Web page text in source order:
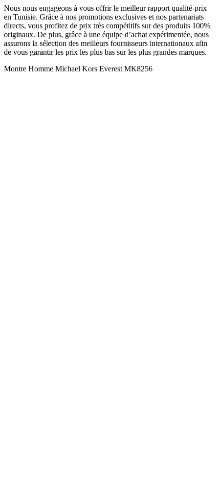
Nous nous engageons à vous offrir le meilleur rapport qualité-prix
en Tunisie. Grâce à nos promotions exclusives et nos partenariats
directs, vous profitez de prix très compétitifs sur des produits 100%
originaux. De plus, grâce à une équipe d’achat expérimentée, nous
assurons la sélection des meilleurs fournisseurs internationaux afin
de vous garantir les prix les plus bas sur les plus grandes marques.
Montre Homme Michael Kors Everest MK8256